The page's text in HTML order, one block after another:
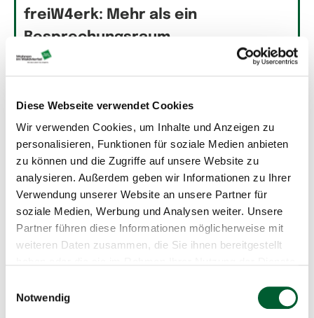
Diese Webseite verwendet Cookies
Wir verwenden Cookies, um Inhalte und Anzeigen zu
personalisieren, Funktionen für soziale Medien anbieten
zu können und die Zugriffe auf unsere Website zu
analysieren. Außerdem geben wir Informationen zu Ihrer
Verwendung unserer Website an unsere Partner für
soziale Medien, Werbung und Analysen weiter. Unsere
Partner führen diese Informationen möglicherweise mit
weiteren Daten zusammen, die Sie ihnen bereitgestellt
Notwendig
freiW4erk: Mehr als ein
Besprechungsraum
Noch mehr Neuigkeiten